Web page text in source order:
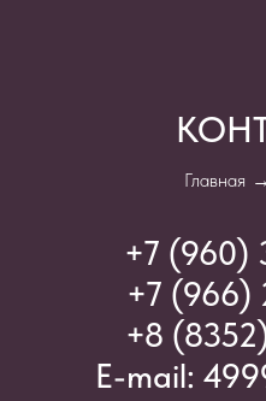
Главная →
+7 (960)
+7 (966)
+8
E-mail: